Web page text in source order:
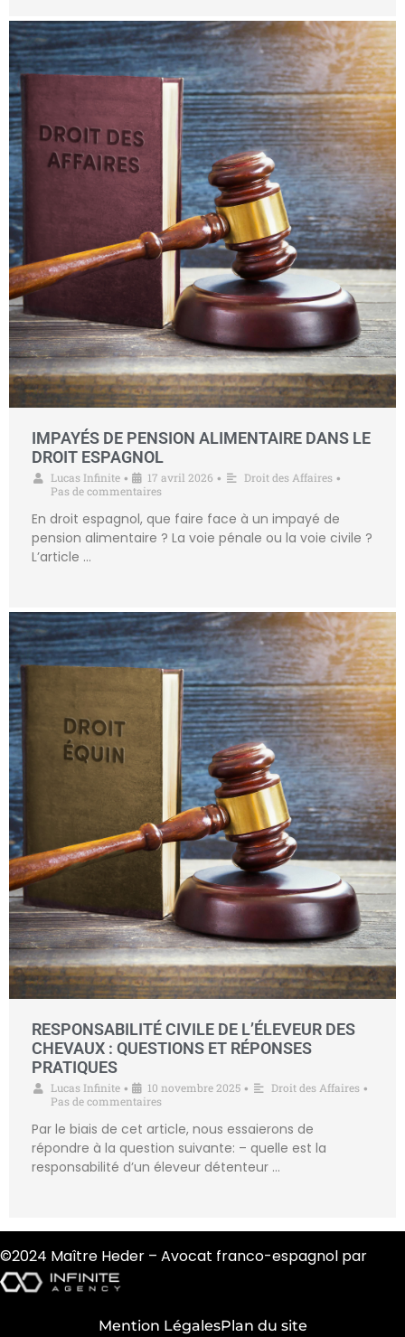
IMPAYÉS DE PENSION ALIMENTAIRE DANS LE
DROIT ESPAGNOL
Lucas Infinite • 17 avril 2026 • Droit des Affaires •
Pas de commentaires
En droit espagnol, que faire face à un impayé de
pension alimentaire ? La voie pénale ou la voie civile ?
L’article …
RESPONSABILITÉ CIVILE DE L’ÉLEVEUR DES
CHEVAUX : QUESTIONS ET RÉPONSES
PRATIQUES
Lucas Infinite • 10 novembre 2025 • Droit des Affaires •
Pas de commentaires
Par le biais de cet article, nous essaierons de
répondre à la question suivante: – quelle est la
responsabilité d’un éleveur détenteur …
©2024 Maître Heder – Avocat franco-espagnol par
Mention LégalesPlan du site